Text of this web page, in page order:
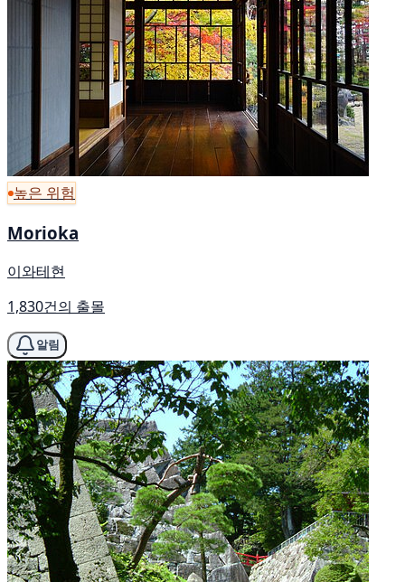
높은 위험
Morioka
이와테현
1,830건의 출몰
알림